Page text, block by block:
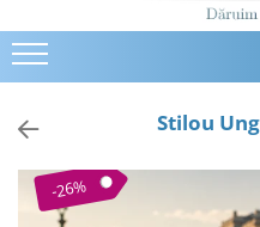
Cercei
Bratari
Coliere
Brose
Tiare
Stilou
-26%